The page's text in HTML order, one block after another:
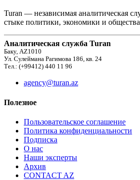
Turan — независимая аналитическая
стыке политики, экономики и
Аналитическая служба Turan
Баку, AZ1010
Ул. Сулеймана Рагимова 186, кв. 24
Тел.: (+99412) 440 11 96
agency@turan.az
Полезное
Пользовательское соглашение
Политика конфиденциальности
Подписка
О нас
Наши эксперты
Архив
CONTACT AZ